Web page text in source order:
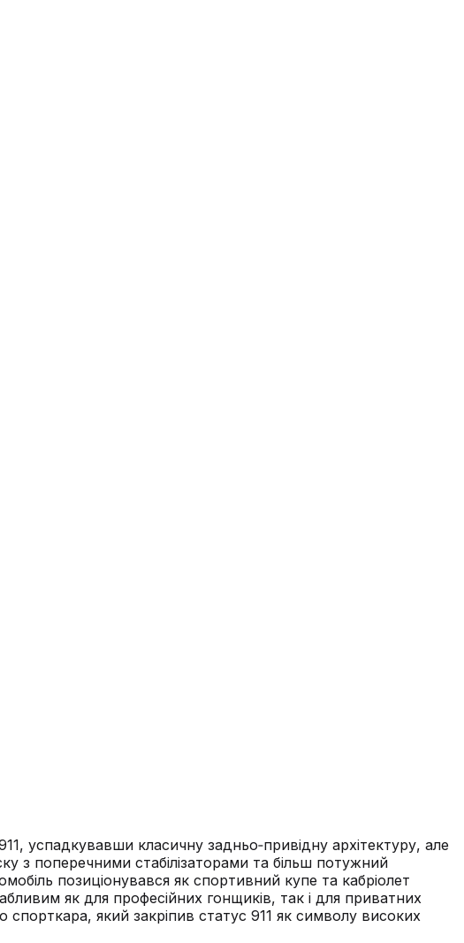
успадкувавши класичну задньо‑привідну архітектуру, але
з поперечними стабілізаторами та більш потужний
позиціонувався як спортивний купе та кабріолет
як для професійних гонщиків, так і для приватних
який закріпив статус 911 як символу високих